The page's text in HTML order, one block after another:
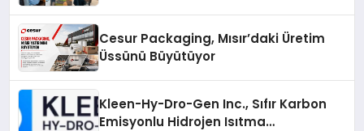
Cesur Packaging, Mısır’daki Üretim
Üssünü Büyütüyor
Kleen-Hy-Dro-Gen Inc., Sıfır Karbon
Emisyonlu Hidrojen Isıtma